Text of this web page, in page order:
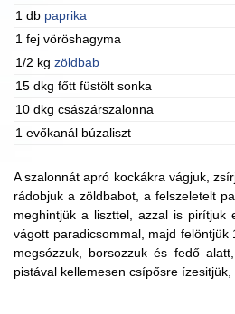
1 db paprika
1 fej vöröshagyma
1/2 kg zöldbab
15 dkg főtt füstölt sonka
10 dkg császárszalonna
1 evőkanál búzaliszt
A szalonnát apró kockákra vágjuk,
rádobjuk a zöldbabot, a felszeletelt
meghintjük a liszttel, azzal is pirítjuk
vágott paradicsommal, majd
megsózzuk, borsozzuk és fedő
pistával kellemesen csípősre